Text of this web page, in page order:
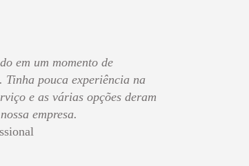
em um momento de
Tinha pouca experiência na
e as várias opções deram
empresa.